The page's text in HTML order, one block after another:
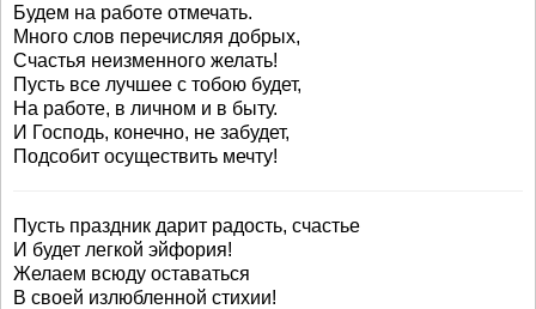
Будем на работе отмечать.
Много слов перечисляя добрых,
Счастья неизменного желать!
Пусть все лучшее с тобою будет,
На работе, в личном и в быту.
И Господь, конечно, не забудет,
Подсобит осуществить мечту!
Пусть праздник дарит радость, счастье
И будет легкой эйфория!
Желаем всюду оставаться
В своей излюбленной стихии!